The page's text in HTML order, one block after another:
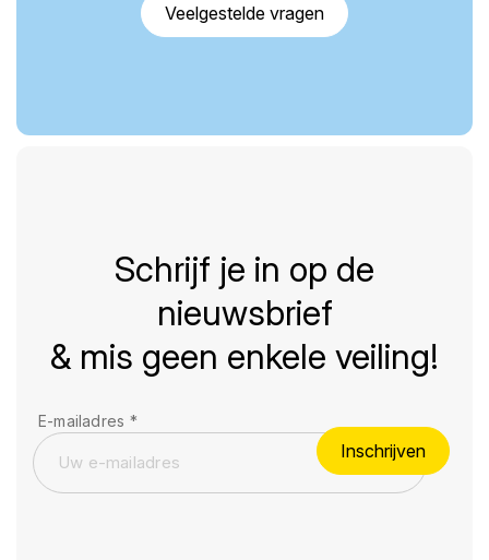
Veelgestelde vragen
Schrijf je in op de
nieuwsbrief
& mis geen enkele veiling!
E-mailadres *
Inschrijven